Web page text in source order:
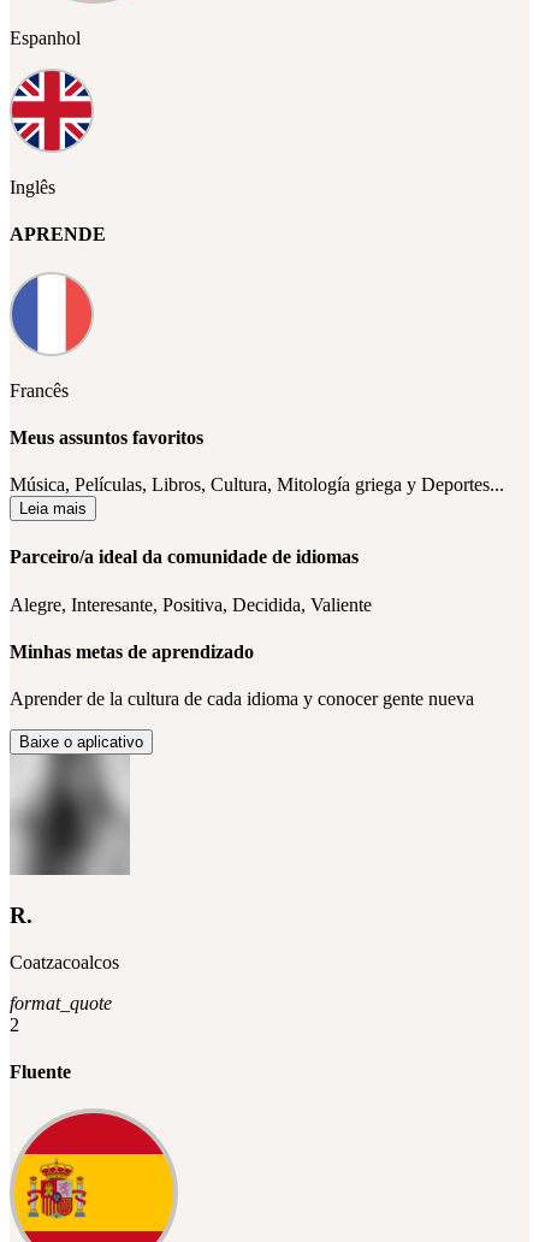
Espanhol
Inglês
APRENDE
Francês
Meus assuntos favoritos
Música, Películas, Libros, Cultura, Mitología griega y Deportes...
Leia mais
Parceiro/a ideal da comunidade de idiomas
Alegre, Interesante, Positiva, Decidida, Valiente
Minhas metas de aprendizado
Aprender de la cultura de cada idioma y conocer gente nueva
Baixe o aplicativo
R.
Coatzacoalcos
format_quote
2
Fluente